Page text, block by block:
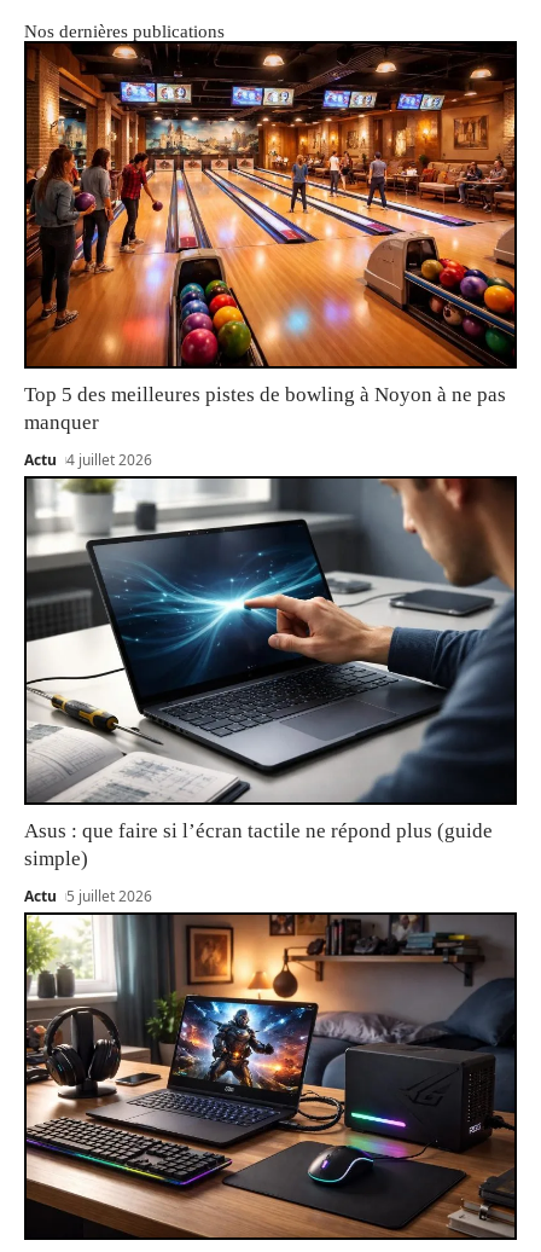
Nos dernières publications
Top 5 des meilleures pistes de bowling à Noyon à ne pas
manquer
Actu 4 juillet 2026
Asus : que faire si l’écran tactile ne répond plus (guide
simple)
Actu 5 juillet 2026